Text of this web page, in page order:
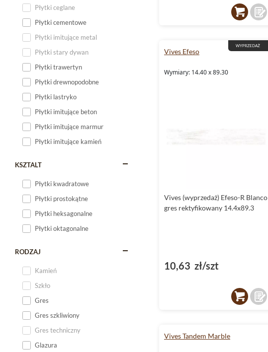
Płytki ceglane
Płytki cementowe
Płytki imitujące metal
Płytki stary dywan
Płytki trawertyn
Płytki drewnopodobne
Płytki lastryko
Płytki imitujące beton
Płytki imitujące marmur
Płytki imitujące kamień
KSZTALT
Płytki kwadratowe
Płytki prostokątne
Płytki heksagonalne
Płytki oktagonalne
RODZAJ
Kamień
Szkło
Gres
Gres szkliwiony
Gres techniczny
Glazura
WYPRZEDAŻ
Vives Efeso
Wymiary: 14.40 x 89.30
Vives (wyprzedaż) Efeso-R Blanco
gres rektyfikowany 14.4x89.3
10,63 zł/szt
Vives Tandem Marble